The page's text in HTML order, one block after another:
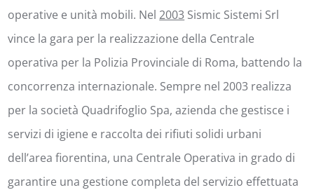
operative e unità mobili. Nel2003 Sismic Sistemi Srl
vince la gara per la realizzazione della Centrale
operativa per la Polizia Provinciale di Roma, battendo la
concorrenza internazionale. Sempre nel 2003 realizza
per la società Quadrifoglio Spa, azienda che gestisce i
servizi di igiene e raccolta dei rifiuti solidi urbani
dell’area fiorentina, una Centrale Operativa in grado di
garantire una gestione completa del servizio effettuata